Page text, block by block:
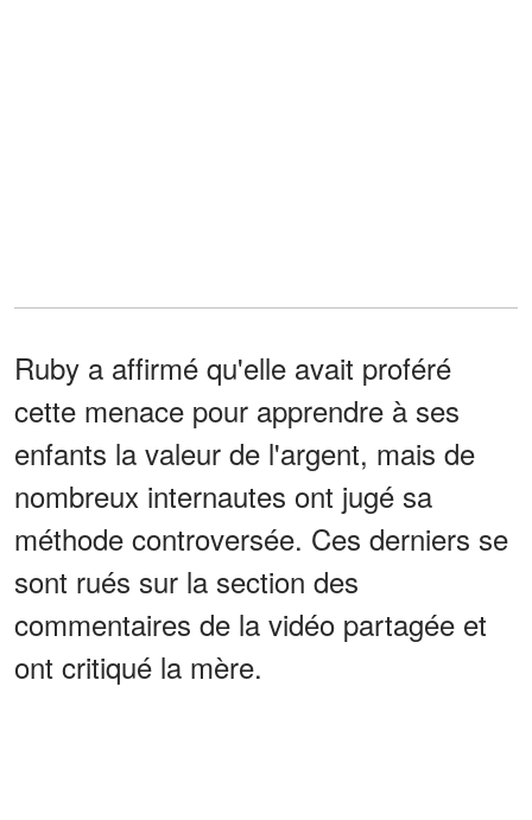
Ruby a affirmé qu'elle avait proféré
cette menace pour apprendre à ses
enfants la valeur de l'argent, mais de
nombreux internautes ont jugé sa
méthode controversée. Ces derniers se
sont rués sur la section des
commentaires de la vidéo partagée et
ont critiqué la mère.